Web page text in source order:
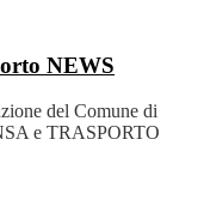
NEWS
del Comune di
e TRASPORTO